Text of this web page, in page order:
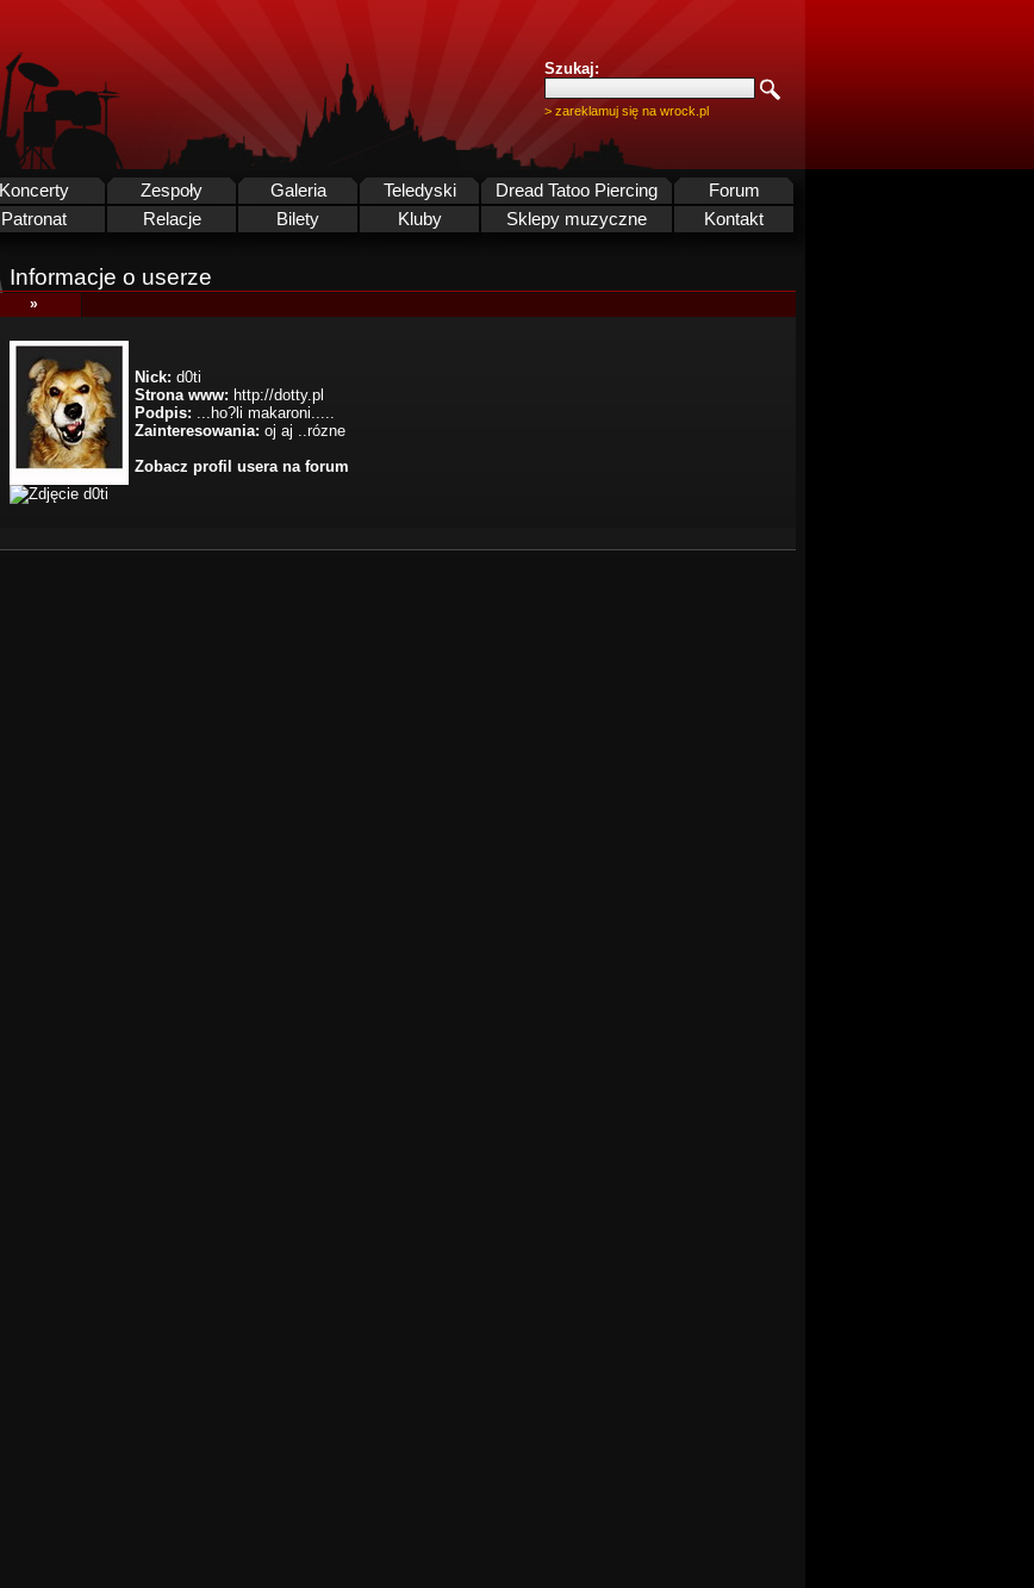
Szukaj:
> zareklamuj się na wrock.pl
Koncerty Zespoły Galeria Teledyski Dread Tatoo Piercing
Forum
Patronat Relacje Bilety Kluby Sklepy muzyczne Kontakt
Informacje o userze
»
Nick: d0ti
Strona www: http://dotty.pl
Podpis: ...ho?li makaroni.....
Zainteresowania: oj aj ..rózne
Zobacz profil usera na forum